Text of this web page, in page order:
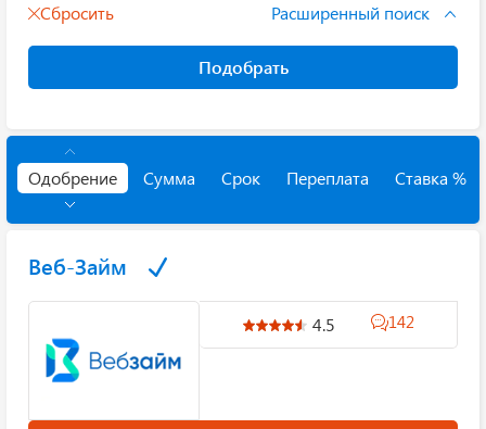
Сбросить Расширенный поиск
Подобрать
Одобрение Сумма Срок Переплата Ставка %
Веб-Займ
4.5 142